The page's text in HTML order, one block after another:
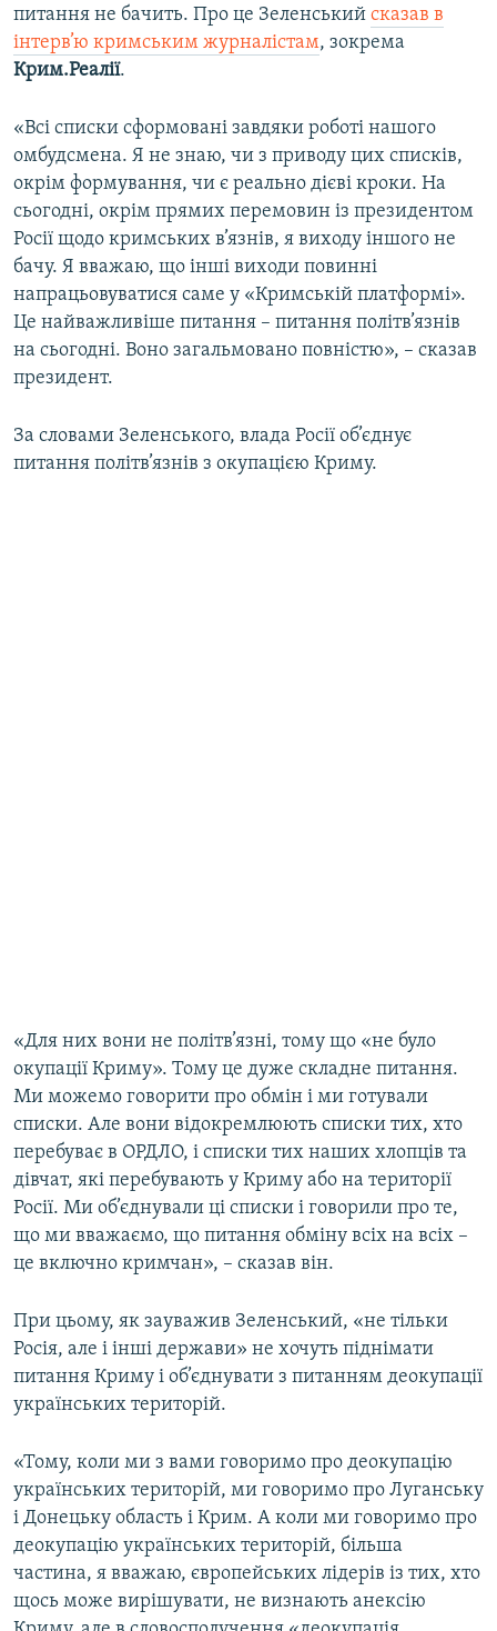
питання не бачить. Про це Зеленський сказав в
інтерв’ю кримським журналістам, зокрема
Крим.Реалії.
«Всі списки сформовані завдяки роботі нашого
омбудсмена. Я не знаю, чи з приводу цих списків,
окрім формування, чи є реально дієві кроки. На
сьогодні, окрім прямих перемовин із президентом
Росії щодо кримських в’язнів, я виходу іншого не
бачу. Я вважаю, що інші виходи повинні
напрацьовуватися саме у «Кримській платформі».
Це найважливіше питання – питання політв’язнів
на сьогодні. Воно загальмовано повністю», – сказав
президент.
За словами Зеленського, влада Росії об’єднує
питання політв’язнів з окупацією Криму.
«Для них вони не політв’язні, тому що «не було
окупації Криму». Тому це дуже складне питання.
Ми можемо говорити про обмін і ми готували
списки. Але вони відокремлюють списки тих, хто
перебуває в ОРДЛО, і списки тих наших хлопців та
дівчат, які перебувають у Криму або на території
Росії. Ми об’єднували ці списки і говорили про те,
що ми вважаємо, що питання обміну всіх на всіх –
це включно кримчан», – сказав він.
При цьому, як зауважив Зеленський, «не тільки
Росія, але і інші держави» не хочуть піднімати
питання Криму і об’єднувати з питанням деокупації
українських територій.
«Тому, коли ми з вами говоримо про деокупацію
українських територій, ми говоримо про Луганську
і Донецьку область і Крим. А коли ми говоримо про
деокупацію українських територій, більша
частина, я вважаю, європейських лідерів із тих, хто
щось може вирішувати, не визнають анексію